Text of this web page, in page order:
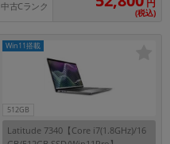
中古Cランク
(税込)
512GB
Win11搭載
Latitude 7340【Core i7(1.8GHz)/16